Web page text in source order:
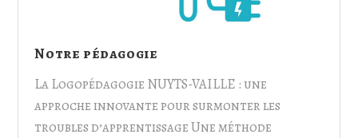
Notre pédagogie
La Logopédagogie NUYTS-VAILLE : une
approche innovante pour surmonter les
troubles d’apprentissage Une méthode